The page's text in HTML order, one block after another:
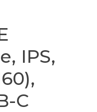
IPS,
C